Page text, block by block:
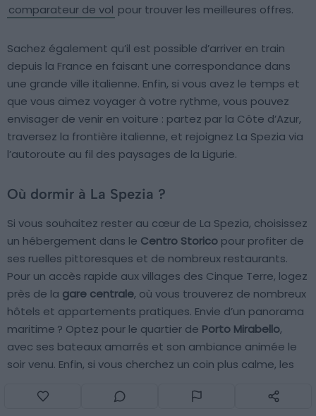
comparateur de vol pour trouver les meilleures offres.
Sachez également qu’il est possible d’arriver en train
depuis la France en faisant une correspondance dans
une grande ville italienne. Enfin, si vous avez le temps et
que vous aimez voyager à votre rythme, vous pouvez
envisager de venir en voiture : partez par la Côte d’Azur,
traversez la frontière italienne, et rejoignez La Spezia via
l’autoroute au fil des paysages de la Ligurie.
Où dormir à La Spezia ?
Si vous souhaitez rester au cœur de La Spezia, choisissez
un hébergement dans le Centro Storico pour profiter de
ses ruelles pittoresques et de nombreux restaurants.
Pour un accès rapide aux villages des Cinque Terre, logez
près de la gare centrale, où vous trouverez de nombreux
hôtels et appartements pratiques. Envie d’un panorama
maritime ? Optez pour le quartier de Porto Mirabello,
avec ses bateaux amarrés et son ambiance animée le
soir venu. Enfin, si vous cherchez un coin plus calme, les
assurent un séjour authentique tout en restant proches